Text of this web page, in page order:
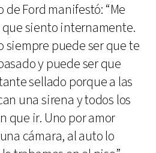
Ford manifestó: “Me
siento internamente.
siempre puede ser que te
y puede ser que
sellado porque a las
una sirena y todos los
que ir. Uno por amor
cámara, al auto lo